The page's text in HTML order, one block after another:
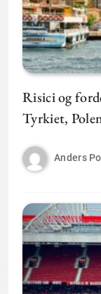
Risici og
Tyrkiet,
Anders